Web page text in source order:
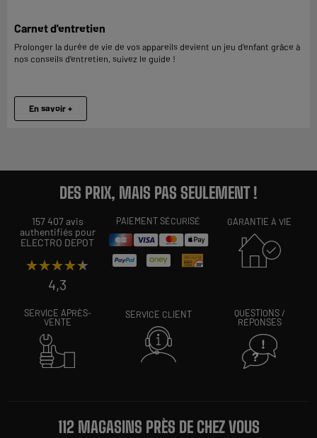
Carnet d'entretien
Prolonger la durée de vie de vos appareils devient un jeu d’enfant grâce à
nos conseils d’entretien, suivez le guide !
En savoir +
DES PRIX, MAIS PAS SEULEMENT !
157 407 avis
authentifiés pour
ELECTRO DEPOT
★★★★★
★★★★★
4,3
PAIEMENT SÉCURISÉ GARANTIE À VIE
SERVICE APRÈS-
VENTE
SERVICE CLIENT
QUESTIONS /
RÉPONSES
112 MAGASINS PRÈS DE CHEZ VOUS